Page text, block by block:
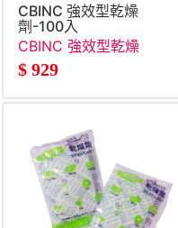
CBINC 強效型乾燥
劑-100入
CBINC 強效型乾燥
劑-100入
$ 929